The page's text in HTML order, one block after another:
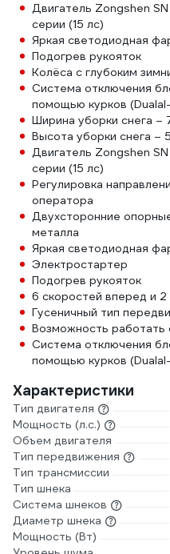
Двигатель Zongshen
серии (15 лс)
Яркая светодиодная
Подогрев рукояток
Колёса с глубоким
Система отключения
помощью курков
Ширина уборки снега –
Высота уборки снега –
Двигатель Zongshen
серии (15 лс)
Регулировка
оператора
Двухсторонние
металла
Яркая светодиодная
Электростартер
Подогрев рукояток
6 скоростей вперед и 2
Гусеничный тип
Возможность работать
Система отключения
помощью курков
Характеристики
Тип двигателя
Мощность (л.с.)
Объем двигателя
Тип передвижения
Тип трансмиссии
Тип шнека
Система шнеков
Диаметр шнека
Мощность (Вт)